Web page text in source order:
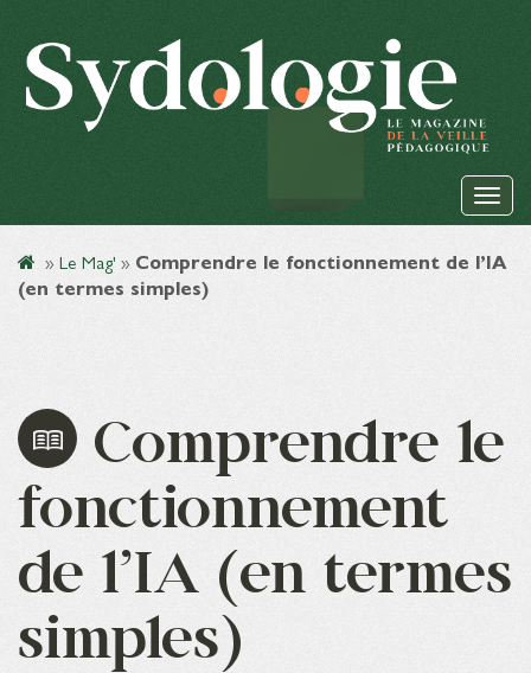
» Le Mag' » Comprendre le fonctionnement de l’IA
(en termes simples)
Comprendre le
fonctionnement
de l’IA (en termes
simples)